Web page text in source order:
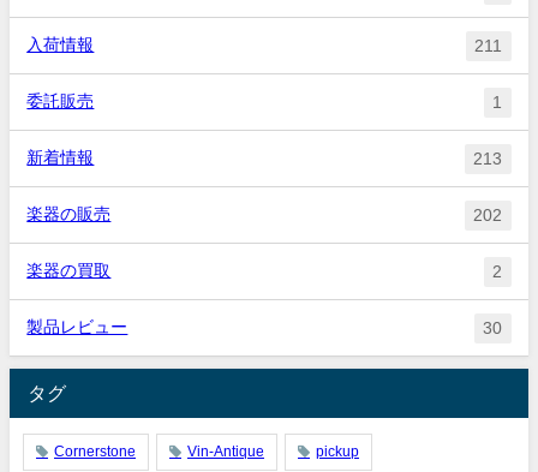
入荷情報 211
委託販売 1
新着情報 213
楽器の販売 202
楽器の買取 2
製品レビュー 30
タグ
Cornerstone Vin-Antique pickup